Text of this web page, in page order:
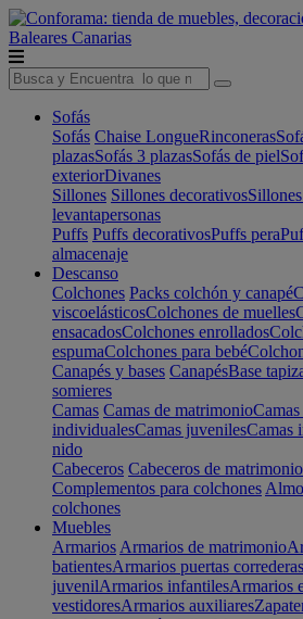
Baleares Canarias
Sofás
Sofás Chaise LongueRinconeras
plazasSofás 3 plazasSofás de piel
exteriorDivanes
Sillones Sillones decorativos
levantapersonas
Puffs Puffs decorativosPuffs pera
almacenaje
Descanso
Colchones Packs colchón y canapé
viscoelásticosColchones de muelles
ensacadosColchones enrollados
espumaColchones para bebé
Canapés y bases CanapésBase
somieres
Camas Camas de matrimonio
individualesCamas juvenilesCamas
nido
Cabeceros Cabeceros de matrimonio
Complementos para colchones
colchones
Muebles
Armarios Armarios de matrimonio
batientesArmarios puertas correderas
juvenilArmarios infantilesArmarios
vestidoresArmarios auxiliares